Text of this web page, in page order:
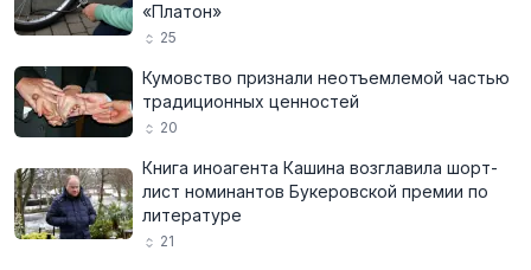
«Платон»
25
Кумовство признали неотъемлемой частью
традиционных ценностей
20
Книга иноагента Кашина возглавила шорт-
лист номинантов Букеровской премии по
литературе
21